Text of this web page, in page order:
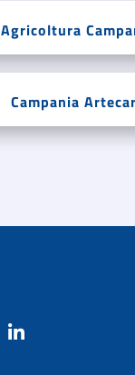
Agricoltura
Campania
Instagram